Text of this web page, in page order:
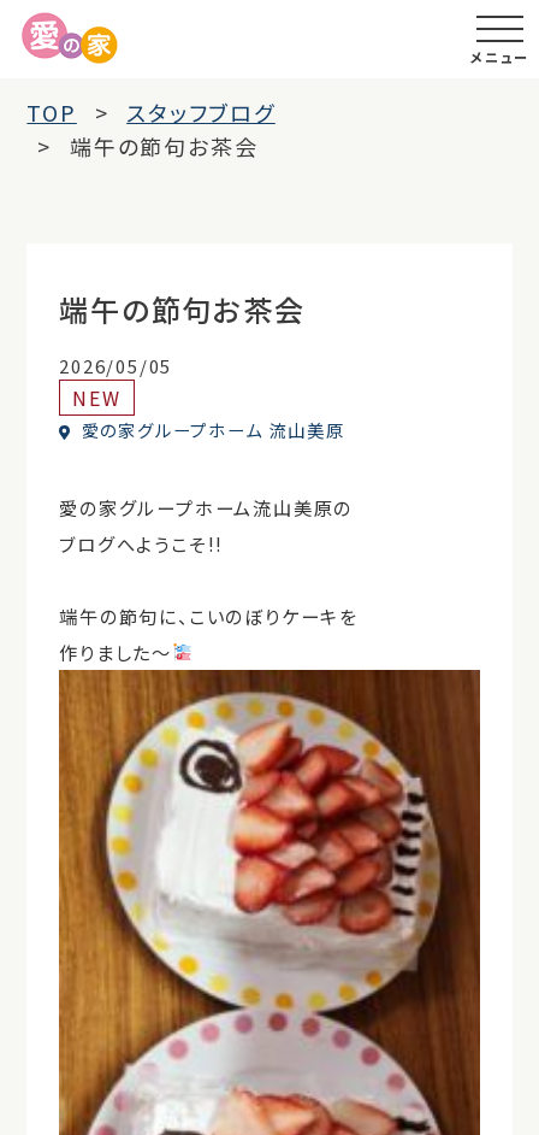
メニュー
TOP
スタッフブログ
端午の節句お茶会
端午の節句お茶会
2026/05/05
NEW
愛の家グループホーム 流山美原
愛の家グループホーム流山美原の
ブログへようこそ!!
端午の節句に、こいのぼりケーキを
作りました～